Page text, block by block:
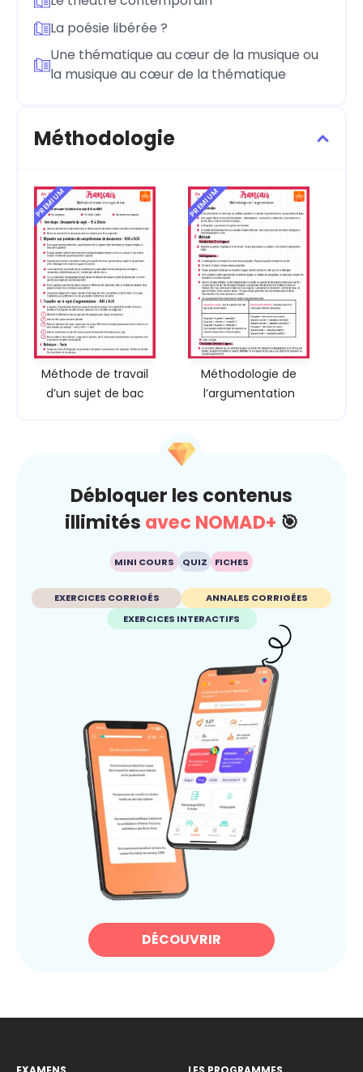
La poésie libérée ?
Une thématique au cœur de la musique ou
la musique au cœur de la thématique
Méthodologie
PREMIUM
Méthode de travail
d’un sujet de bac
PREMIUM
Méthodologie de
l’argumentation
Débloquer les contenus
illimités avec NOMAD+ 🎯
MINI COURS QUIZ FICHES
EXERCICES CORRIGÉS
ANNALES CORRIGÉES
EXERCICES INTERACTIFS
DÉCOUVRIR